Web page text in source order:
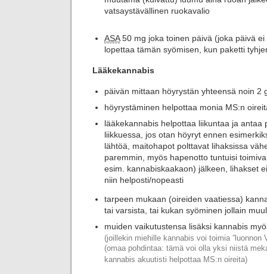
vatsaystävällinen ruokavalio
ASA50 mg joka toinen päivä (joka päivä
lopettaa tämän syömisen, kun paketti
Lääkekannabis
päivän mittaan höyrystän yhteensä noin 2
höyrystäminen helpottaa monia MS:n
lääkekannabis helpottaa liikuntaa ja antaa
liikkuessa, jos otan höyryt ennen
lähtöä, maitohapot polttavat lihaksissa
paremmin, myös hapenotto tuntuisi
esim. kannabiskaakaon) jälkeen, lihakset
niin helposti/nopeasti
tarpeen mukaan (oireiden vaatiessa)
tai varsista, tai kukan syöminen jollain
muiden vaikutustensa lisäksi kannabis
(joillekin miehille kannabis voi toimia ”luonnon
(omaa pohdintaa: tämä voi olla yksi niistä
kannabis akuutisti helpottaa MS:n oireita)